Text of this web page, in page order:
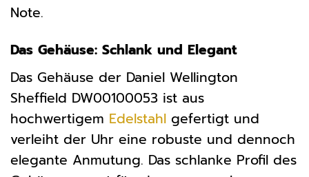
Note.
Das Gehäuse: Schlank und Elegant
Das Gehäuse der Daniel Wellington
Sheffield DW00100053 ist aus
hochwertigem Edelstahl gefertigt und
verleiht der Uhr eine robuste und dennoch
elegante Anmutung. Das schlanke Profil des